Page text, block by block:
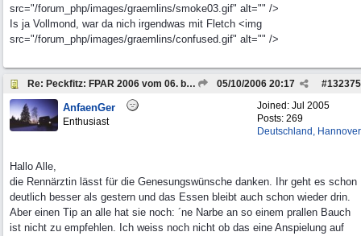
src="/forum_php/images/graemlins/smoke03.gif" alt="" />
Is ja Vollmond, war da nich irgendwas mit Fletch <img
src="/forum_php/images/graemlins/confused.gif" alt="" />
Re: Peckfitz: FPAR 2006 vom 06. bis 08.10.2006 #132375
05/10/2006 20:17
Joined: Jul 2005
Posts: 269
Deutschland, Hannover
AnfaenGer
Enthusiast
Hallo Alle,
die Rennärztin lässt für die Genesungswünsche danken. Ihr geht es schon
deutlich besser als gestern und das Essen bleibt auch schon wieder drin.
Aber einen Tip an alle hat sie noch: ´ne Narbe an so einem prallen Bauch
ist nicht zu empfehlen. Ich weiss noch nicht ob das eine Anspielung auf